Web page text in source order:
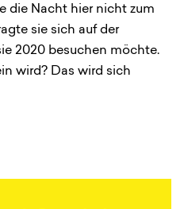
die Nacht hier nicht zum
sie sich auf der
2020 besuchen möchte.
wird? Das wird sich